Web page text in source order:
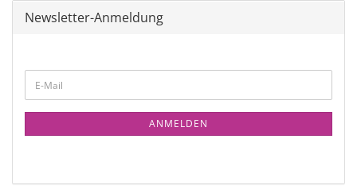
Newsletter-Anmeldung
ANMELDEN